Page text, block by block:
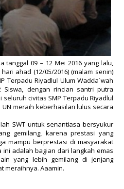
tanggal 09 – 12 Mei 2016 yang lalu,
ahad (12/05/2016) (malam senin)
Terpadu Riyadlul Ulum Wadda`wah
Siswa, dengan rincian santri putra
seluruh civitas SMP Terpadu Riyadlul
meraih keberhasilan lulus secara
SWT untuk senantiasa bersyukur
gemilang, karena prestasi yang
mampu berprestasi di masyarakat
ini adalah bagian dari langkah emas
yang lebih gemilang di jenjang
meraihnya. Aaamin.